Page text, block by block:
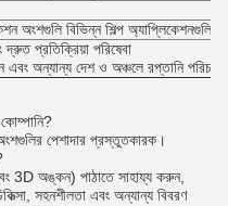
অংশগুলি বিভিন্ন শিল্প
প্রতিক্রিয়া পরিষেবা
এবং অন্যান্য দেশ ও অঞ্চলে রপ্তানি
পেশাদার প্রস্তুতকারক।
অঙ্কন) পাঠাতে সাহায্য করুন,
সহনশীলতা এবং অন্যান্য বিবরণ